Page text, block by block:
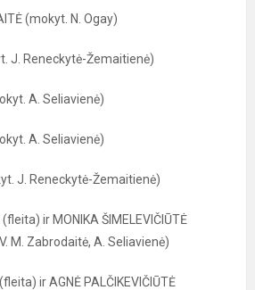
(mokyt. N. Ogay)
J. Reneckytė-Žemaitienė)
A. Seliavienė)
A. Seliavienė)
J. Reneckytė-Žemaitienė)
ir MONIKA ŠIMELEVIČIŪTĖ
M. Zabrodaitė, A. Seliavienė)
ir AGNĖ PALČIKEVIČIŪTĖ